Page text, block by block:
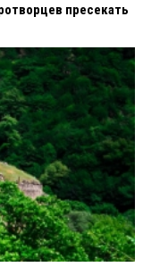
пресекать